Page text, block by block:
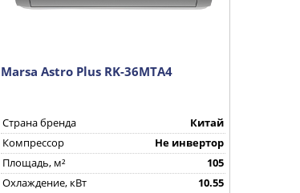
Marsa Astro Plus RK-36MTA4
Страна бренда
Китай
Компрессор
Не инвертор
Площадь, м²
105
Охлаждение, кВт
10.55